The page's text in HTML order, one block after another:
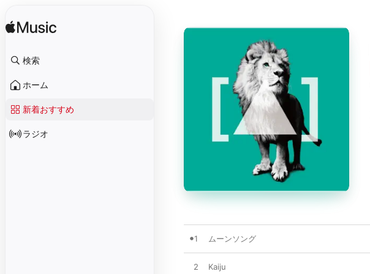
検索
ホーム
新着おすすめ
ラジオ
1 ムーンソング
2 Kaiju